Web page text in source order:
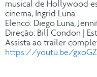
musical de Hollywood
cinema, Ingrid Luna.
Elenco: Diego Luna,
Direção: Bill Condon |
Assista ao trailer
https://youtu.be/